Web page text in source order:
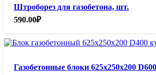
Штроборез для газобетона, шт.
590.00₽
Газобетонные блоки 625х250х200